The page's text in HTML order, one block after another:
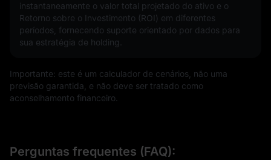
instantaneamente o valor total projetado do ativo e o
Retorno sobre o Investimento (ROI) em diferentes
períodos, fornecendo suporte orientado por dados para
sua estratégia de holding.
Importante: este é um calculador de cenários, não uma
previsão garantida, e não deve ser tratado como
aconselhamento financeiro.
Perguntas frequentes (FAQ):